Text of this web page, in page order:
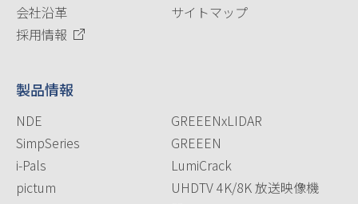
会社沿革
採用情報
サイトマップ
製品情報
NDE
SimpSeries
i-Pals
pictum
GREEENxLIDAR
GREEEN
LumiCrack
UHDTV 4K/8K 放送映像機